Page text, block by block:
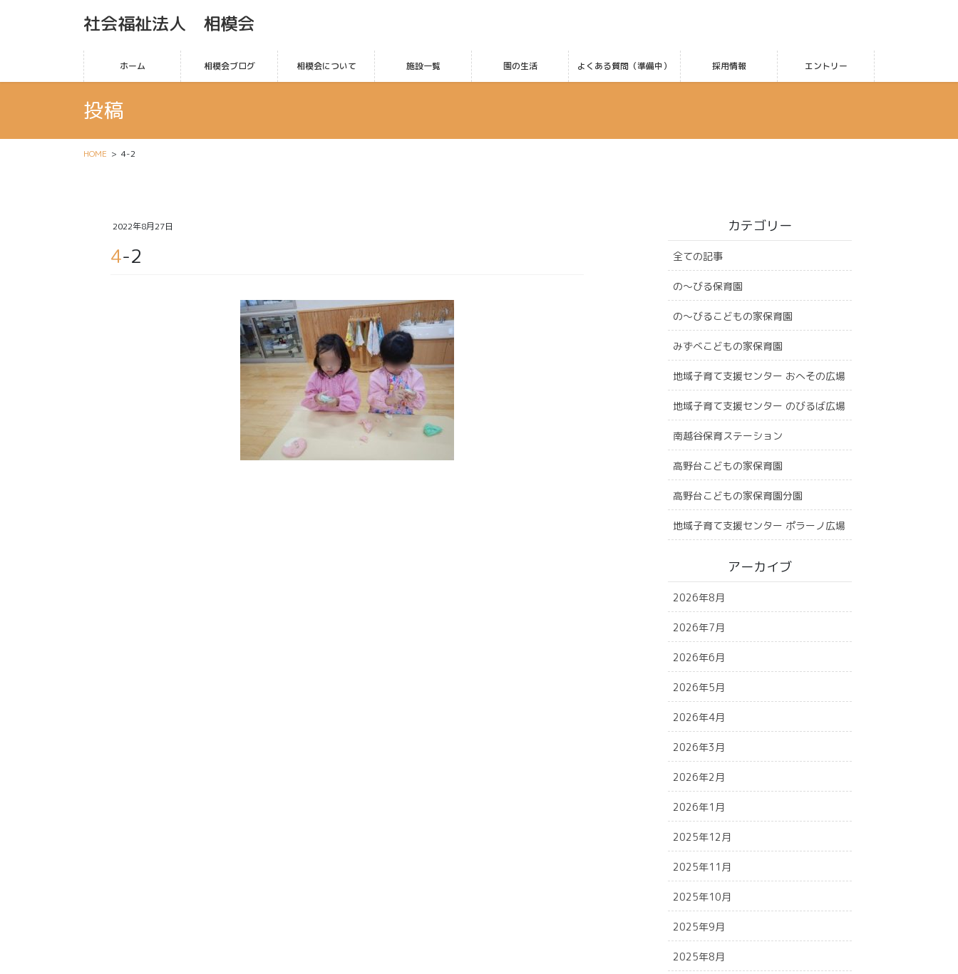
社会福祉法人 相模会
ホーム 相模会ブログ 相模会について 施設一覧 園の生活 よくある質問（準備中） 採用情報 エントリー
投稿
HOME 4-2
2022年8月27日
4-2
カテゴリー
全ての記事
の〜びる保育園
の〜びるこどもの家保育園
みずべこどもの家保育園
地域子育て支援センター おへその広場
地域子育て支援センター のびるば広場
南越谷保育ステーション
高野台こどもの家保育園
高野台こどもの家保育園分園
地域子育て支援センター ポラーノ広場
アーカイブ
2026年8月
2026年7月
2026年6月
2026年5月
2026年4月
2026年3月
2026年2月
2026年1月
2025年12月
2025年11月
2025年10月
2025年9月
2025年8月